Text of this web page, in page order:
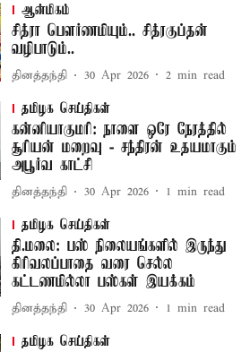
ஆன்மிகம்
சித்ரா பௌர்ணமியும்.. சித்ரகுப்தன்
வழிபாடும்..
தினத்தந்தி 30 Apr 2026 2 min read
தமிழக செய்திகள்
கன்னியாகுமரி: நாளை ஒரே நேரத்தில்
சூரியன் மறைவு - சந்திரன் உதயமாகும்
அபூர்வ காட்சி
தினத்தந்தி 30 Apr 2026 1 min read
தமிழக செய்திகள்
தி.மலை: பஸ் நிலையங்களில் இருந்து
கிரிவலப்பாதை வரை செல்ல
கட்டணமில்லா பஸ்கள் இயக்கம்
தினத்தந்தி 30 Apr 2026 1 min read
தமிழக செய்திகள்